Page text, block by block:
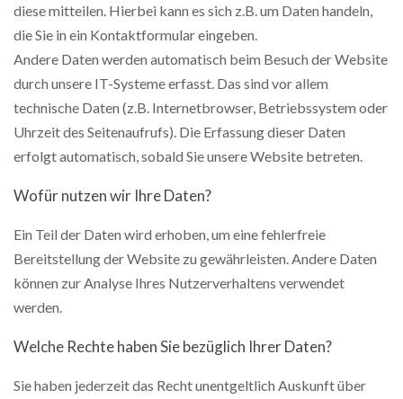
diese mitteilen. Hierbei kann es sich z.B. um Daten handeln,
die Sie in ein Kontaktformular eingeben.
Andere Daten werden automatisch beim Besuch der Website
durch unsere IT-Systeme erfasst. Das sind vor allem
technische Daten (z.B. Internetbrowser, Betriebssystem oder
Uhrzeit des Seitenaufrufs). Die Erfassung dieser Daten
erfolgt automatisch, sobald Sie unsere Website betreten.
Wofür nutzen wir Ihre Daten?
Ein Teil der Daten wird erhoben, um eine fehlerfreie
Bereitstellung der Website zu gewährleisten. Andere Daten
können zur Analyse Ihres Nutzerverhaltens verwendet
werden.
Welche Rechte haben Sie bezüglich Ihrer Daten?
Sie haben jederzeit das Recht unentgeltlich Auskunft über